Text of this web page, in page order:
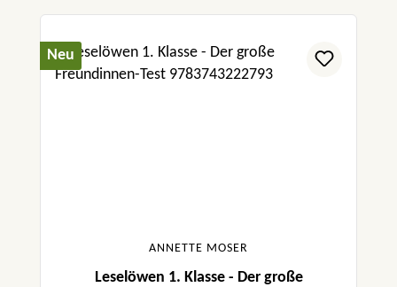
Neu
ANNETTE MOSER
Leselöwen 1. Klasse - Der große